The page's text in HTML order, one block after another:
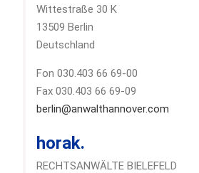
Wittestraße 30 K
13509 Berlin
Deutschland
Fon 030.403 66 69-00
Fax 030.403 66 69-09
berlin@anwalthannover.com
horak.
RECHTSANWÄLTE BIELEFELD